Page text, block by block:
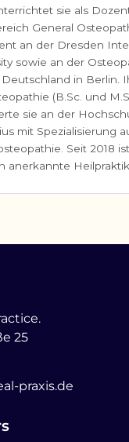
sie als
General
an der Dresden
sowie an der
in Berlin.
(B.Sc. und
sie an der
mit Spezialisierung
Seit 2018
anerkannte
25
praxis.de